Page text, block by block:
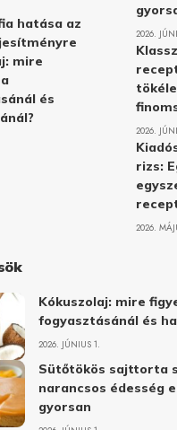
hatása az
mire
és
2026.
2026.
rizs:
2026.
Kókuszolaj: mire
fogyasztásánál és
2026. JÚNIUS 1.
Sütőtökös sajttorta
narancsos édesség
gyorsan